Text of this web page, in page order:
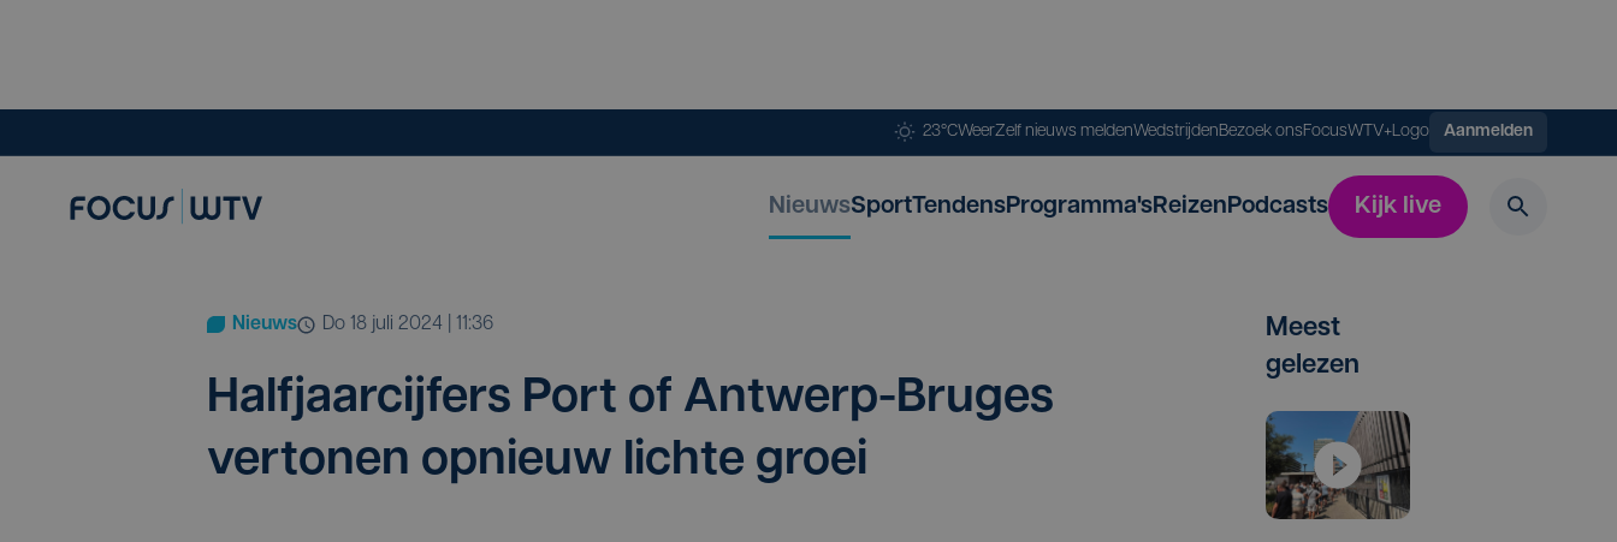
23°CWeerZelf nieuws meldenWedstrijdenBezoek onsFocusWTV+Logo Aanmelden
NieuwsSportTendensProgramma'sReizenPodcasts Kijk live
Nieuws do 18 juli 2024 | 11:36
Half­jaar­cij­fers Port of Ant­werp-Bru­ges
ver­to­nen opnieuw lich­te groei
Meest
gelezen